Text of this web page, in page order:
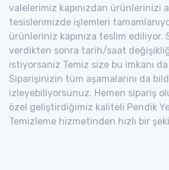
valelerimiz kapınızdan ürünlerinizi
tesislerimizde işlemleri
ürünleriniz kapınıza teslim ediliyor.
verdikten sonra tarih/saat
istiyorsanız Temiz size bu imkanı da
Siparişinizin tüm aşamalarını da
izleyebiliyorsunuz. Hemen sipariş
özel geliştirdiğimiz kaliteli Pendik
Temizleme hizmetinden hızlı bir